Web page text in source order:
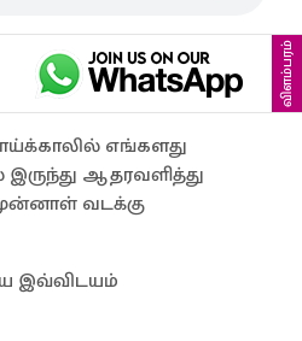
விளம்பரம்
எங்களது
இருந்து ஆதரவளித்து
வடக்கு
இவ்விடயம்